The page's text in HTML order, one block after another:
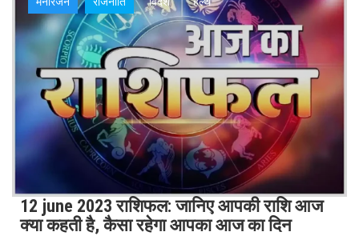
12 june 2023 राशिफल: जानिए आपकी राशि आज
क्या कहती है, कैसा रहेगा आपका आज का दिन